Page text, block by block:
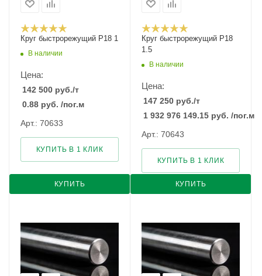
Круг быстрорежущий Р18 1
В наличии
Цена:
142 500 руб./т
0.88 руб. /пог.м
Арт.: 70633
КУПИТЬ
КУПИТЬ В 1 КЛИК
Круг быстрорежущий Р18
1.5
В наличии
Цена:
147 250 руб./т
1 932 976 149.15 руб. /пог.м
Арт.: 70643
КУПИТЬ
КУПИТЬ В 1 КЛИК